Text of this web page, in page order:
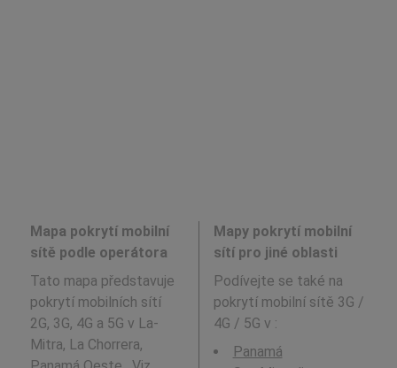
Mapa pokrytí mobilní
sítě podle operátora
Tato mapa představuje
pokrytí mobilních sítí
2G, 3G, 4G a 5G v La-
Mitra, La Chorrera,
Mapy pokrytí mobilní
sítí pro jiné oblasti
Podívejte se také na
pokrytí mobilní sítě 3G /
4G / 5G v :
Panamá